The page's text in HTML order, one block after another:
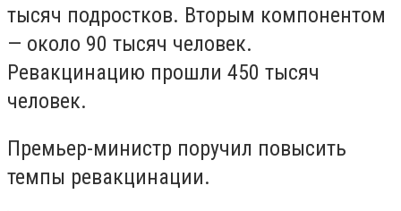
тысяч подростков. Вторым компонентом
— около 90 тысяч человек.
Ревакцинацию прошли 450 тысяч
человек.
Премьер-министр поручил повысить
темпы ревакцинации.